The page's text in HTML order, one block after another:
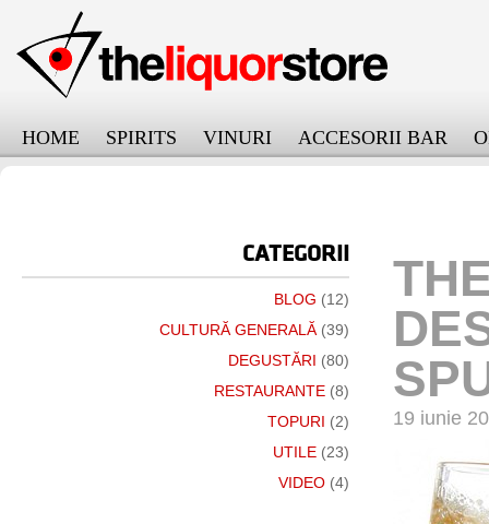
HOME SPIRITS VINURI ACCESORII BAR
19 iunie
CATEGORII
BLOG (12)
CULTURĂ GENERALĂ (39)
DEGUSTĂRI (80)
RESTAURANTE (8)
TOPURI (2)
UTILE (23)
VIDEO (4)